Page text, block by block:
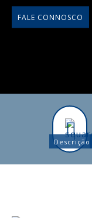
FALE CONNOSCO
Descrição